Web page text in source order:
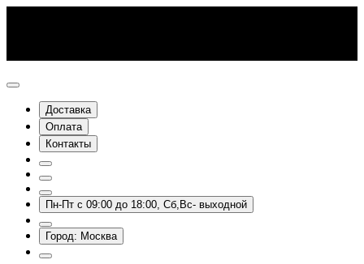
Доставка
Оплата
Контакты
Пн-Пт с 09:00 до 18:00, Сб,Вс- выходной
Город: Москва